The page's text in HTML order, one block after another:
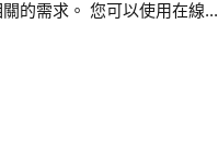
的需求。 您可以使用在線...